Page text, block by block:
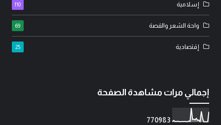
إسلامية 110
واحة الشعر والقصة 69
إقتصادية 25
إجمالي مرات مشاهدة الصفحة
770983